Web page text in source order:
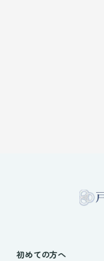
初めての方へ